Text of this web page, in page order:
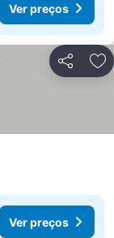
Ver preços
Partilhar
Ver preços